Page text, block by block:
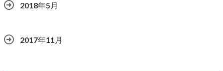
2018年5月
2017年11月